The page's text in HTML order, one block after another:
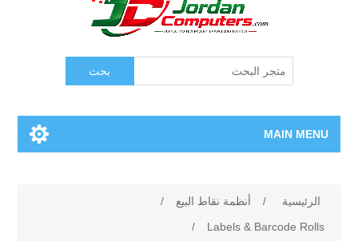
بحث
MAIN MENU
الرئيسية / أنظمة نقاط البيع
/
Labels & Barcode Rolls
/